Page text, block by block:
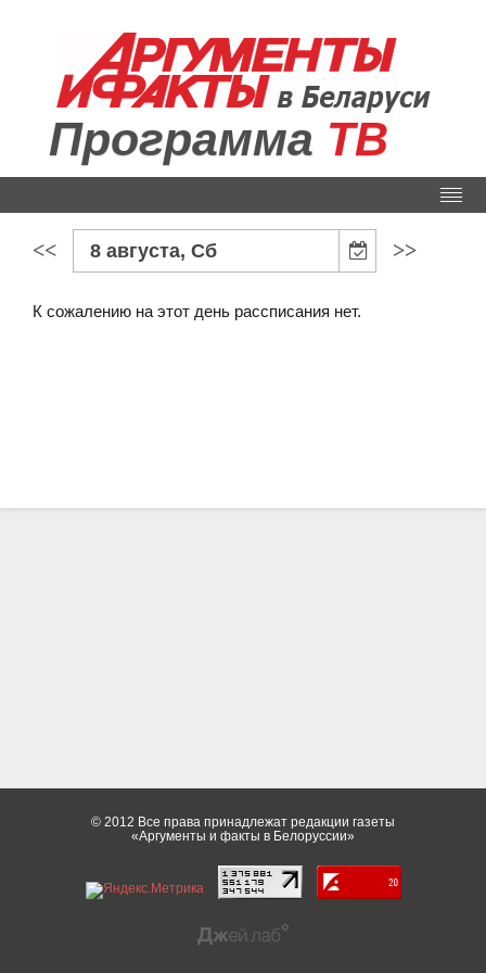
Программа ТВ
<< 8 августа, Сб >>
К сожалению на этот день рассписания нет.
© 2012 Все права принадлежат редакции газеты
«Аргументы и факты в Белоруссии»